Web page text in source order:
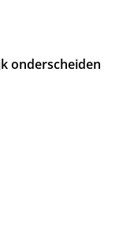
onderscheiden